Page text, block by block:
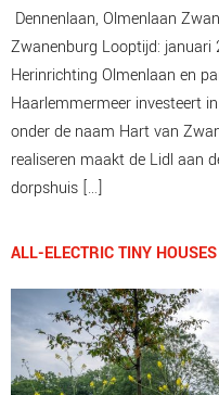
Dennenlaan, Olmenlaan
Zwanenburg Looptijd: januari
Herinrichting Olmenlaan en
Haarlemmermeer investeert
onder de naam Hart van
realiseren maakt de Lidl aan
dorpshuis […]
ALL-ELECTRIC TINY HOUSES